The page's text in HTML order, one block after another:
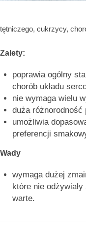
tętniczego, cukrzycy,
Zalety:
poprawia ogólny
chorób układu
nie wymaga wielu
duża różnorodność
umożliwia
preferencji
Wady
wymaga dużej
które nie
warte.